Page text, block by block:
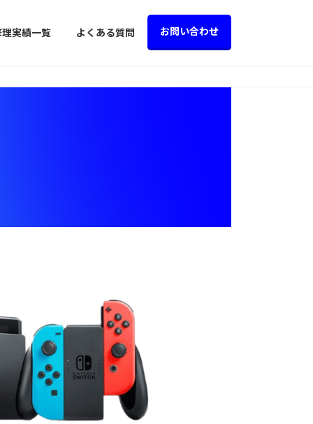
理実績一覧 よくある質問 お問い合わせ